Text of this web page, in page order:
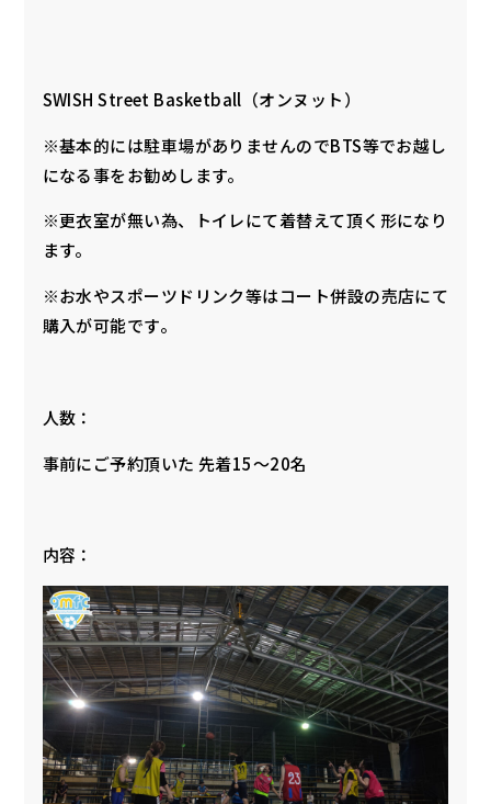
SWISH Street Basketball（オンヌット）
※基本的には駐車場がありませんのでBTS等でお越し
になる事をお勧めします。
※更衣室が無い為、トイレにて着替えて頂く形になり
ます。
※お水やスポーツドリンク等はコート併設の売店にて
購入が可能です。
人数：
事前にご予約頂いた 先着15〜20名
内容：